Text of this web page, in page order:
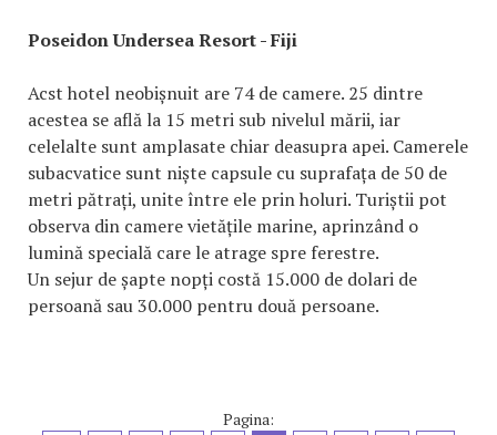
Poseidon Undersea Resort - Fiji
Acst hotel neobișnuit are 74 de camere. 25 dintre
acestea se află la 15 metri sub nivelul mării, iar
celelalte sunt amplasate chiar deasupra apei. Camerele
subacvatice sunt niște capsule cu suprafața de 50 de
metri pătrați, unite între ele prin holuri. Turiștii pot
observa din camere vietățile marine, aprinzând o
lumină specială care le atrage spre ferestre.
Un sejur de șapte nopți costă 15.000 de dolari de
persoană sau 30.000 pentru două persoane.
Pagina: